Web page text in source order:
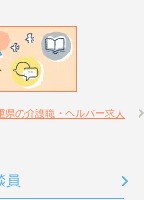
県の介護職・ヘルパー求人
員